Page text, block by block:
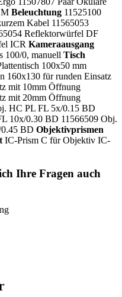
Beleuchtung 11525100
Kabel 11565053
Reflektorwürfel DF
ICR Kameraausgang
100/0, manuell Tisch
100x50 mm
160x130 für runden Einsatz
mit 10mm Öffnung
mit 20mm Öffnung
HC PL FL 5x/0.15 BD
10x/0.30 BD 11566509 Obj.
BD Objektivprismen
IC-Prism C für Objektiv IC-
Ihre Fragen auch